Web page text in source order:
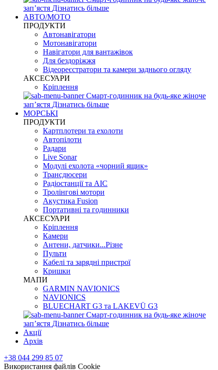
запʼястя Дізнатись більше
АВТО/МОТО
ПРОДУКТИ
Автонавігатори
Мотонавігатори
Навігатори для вантажівок
Для бездоріжжя
Відеореєстратори та камери заднього огляду
АКСЕСУАРИ
Кріплення
Смарт-годинник на будь-яке жіноче
запʼястя Дізнатись більше
МОРСЬКІ
ПРОДУКТИ
Картплотери та ехолоти
Автопілоти
Радари
Live Sonar
Модулі ехолота «чорний ящик»
Трансдюсери
Радіостанції та АІС
Тролінгові мотори
Акустика Fusion
Портативні та годинники
АКСЕСУАРИ
Кріплення
Камери
Антени, датчики...Різне
Пульти
Кабелі та зарядні пристрої
Кришки
МАПИ
GARMIN NAVIONICS
NAVIONICS
BLUECHART G3 та LAKEVÜ G3
Смарт-годинник на будь-яке жіноче
запʼястя Дізнатись більше
Акції
Архів
+38 044 299 85 07
Використання файлів Cookie